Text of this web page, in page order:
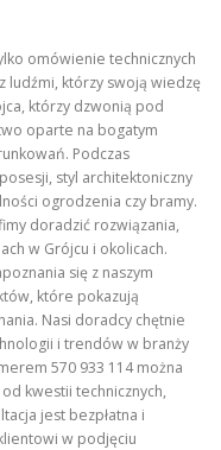
omówienie technicznych
ludźmi, którzy swoją wiedzę
którzy dzwonią pod
oparte na bogatym
Podczas
styl architektoniczny
ogrodzenia czy bramy.
doradzić rozwiązania,
w Grójcu i okolicach.
się z naszym
które pokazują
Nasi doradcy chętnie
i trendów w branży
570 933 114 można
kwestii technicznych,
jest bezpłatna i
w podjęciu